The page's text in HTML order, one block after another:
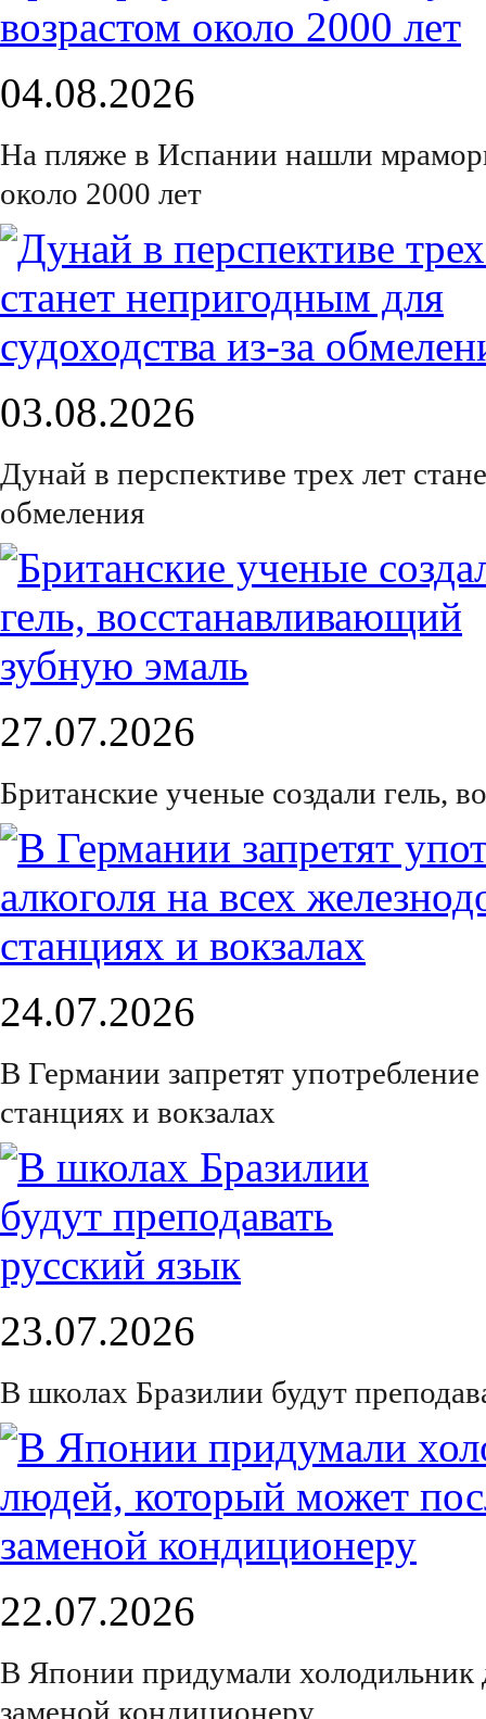
04.08.2026
На пляже в Испании нашли
около 2000 лет
03.08.2026
Дунай в перспективе трех лет
обмеления
27.07.2026
Британские ученые создали гель,
24.07.2026
В Германии запретят
станциях и вокзалах
23.07.2026
В школах Бразилии будут
22.07.2026
В Японии придумали
заменой кондиционеру